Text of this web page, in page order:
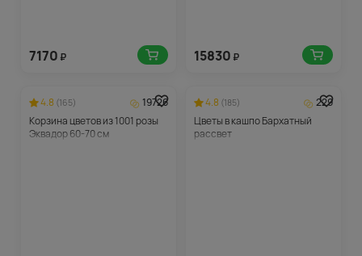
7170 ₽ 15830 ₽
4.8 (165)
19726
Корзина цветов из 1001 розы
Эквадор 60-70 см
4.8 (185)
229
Цветы в кашпо Бархатный
рассвет